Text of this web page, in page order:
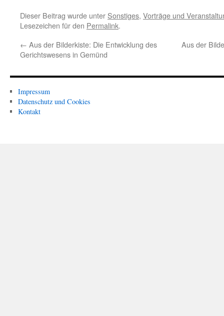
Dieser Beitrag wurde unter Sonstiges, Vorträge und
Lesezeichen für den Permalink.
← Aus der Bilderkiste: Die Entwicklung des
Gerichtswesens in Gemünd
Aus der
Impressum
Datenschutz und Cookies
Kontakt